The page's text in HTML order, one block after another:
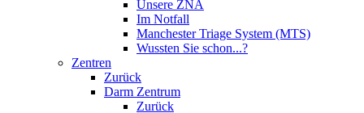
Unsere ZNA
Im Notfall
Manchester Triage System (MTS)
Wussten Sie schon...?
Zentren
Zurück
Darm Zentrum
Zurück